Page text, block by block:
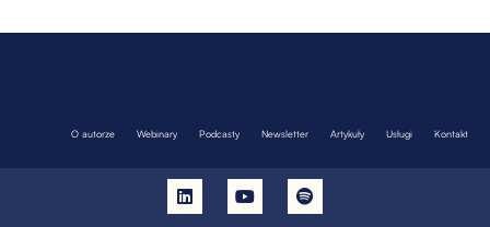
O autorze Webinary Podcasty Newsletter Artykuły Usługi Kontakt